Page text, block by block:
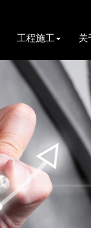
工程施工 关